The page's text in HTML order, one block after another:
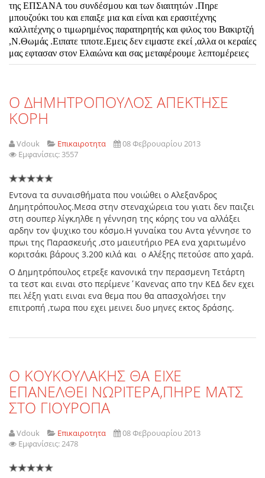
της ΕΠΣΑΝΑ του συνδέσμου και των διαιτητών .Πηρε
μπουζούκι του και επαιξε μια και είναι και ερασιτέχνης
καλλιτέχνης ο τιμωρημένος παρατηρητής και φιλος του Βακιρτζή
,Ν.Θωμάς .Ειπατε τιποτε.Εμεις δεν ειμαστε εκεί ,αλλα οι κεραίες
μας εφτασαν στον Ελαιώνα και σας μεταφέρουμε λεπτομέρειες
O ΔΗΜΗΤΡΟΠΟΥΛΟΣ ΑΠΕΚΤΗΣΕ
ΚΟΡΗ
Vdouk Επικαιροτητα
08 Φεβρουαρίου 2013
Εμφανίσεις: 3557
Εντονα τα συναισθήματα που νοιώθει ο Αλεξανδρος
Δημητρόπουλος.Μεσα στην στεναχώρεια του γιατι δεν παιζει
στη σουπερ λίγκ,ηλθε η γέννηση της κόρης του να αλλάξει
αρδην τον ψυχικο του κόσμο.Η γυναίκα του Αντα γέννησε το
πρωι της Παρασκευής ,στο μαιευτήριο ΡΕΑ ενα χαριτωμένο
κοριτσάκι βάρους 3.200 κιλά και ο Αλέξης πετούσε απο χαρά.
Ο Δημητρόπουλος ετρεξε κανονικά την περασμενη Τετάρτη
τα τεστ και ειναι στο περίμενε΄Κανενας απο την ΚΕΔ δεν εχει
πει λέξη γιατι ειναι ενα θεμα που θα απασχολήσει την
επιτροπή ,τωρα που εχει μεινει δυο μηνες εκτος δράσης.
Ο ΚΟΥΚΟΥΛΑΚΗΣ ΘΑ ΕΙΧΕ
ΕΠΑΝΕΛΘΕΙ ΝΩΡΙΤΕΡΑ,ΠΗΡΕ ΜΑΤΣ
ΣΤΟ ΓΙΟΥΡΟΠΑ
Vdouk Επικαιροτητα
08 Φεβρουαρίου 2013
Εμφανίσεις: 2478